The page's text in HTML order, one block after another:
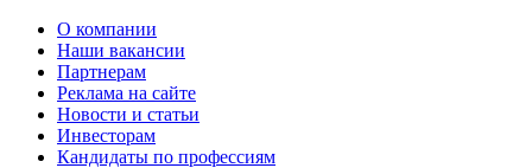
О компании
Наши вакансии
Партнерам
Реклама на сайте
Новости и статьи
Инвесторам
Кандидаты по профессиям